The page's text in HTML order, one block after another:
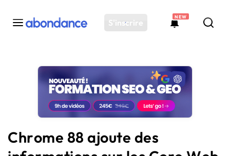
S'inscrire
NEW
Toutes les actus
Actus SEO
Plateforme
Solutions
Ressources
Chrome 88 ajoute des